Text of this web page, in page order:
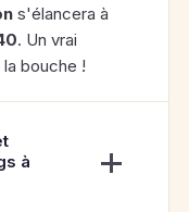
s'élancera à
. Un vrai
bouche !
à